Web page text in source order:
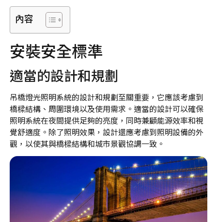
內容
安裝安全標準
適當的設計和規劃
吊橋燈光照明系統的設計和規劃至關重要，它應該考慮到
橋樑結構、周圍環境以及使用需求。適當的設計可以確保
照明系統在夜間提供足夠的亮度，同時兼顧能源效率和視
覺舒適度。除了照明效果，設計還應考慮到照明設備的外
觀，以使其與橋樑結構和城市景觀協調一致。